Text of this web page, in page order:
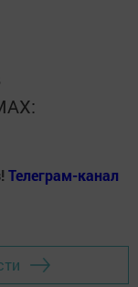
Телеграм-канал